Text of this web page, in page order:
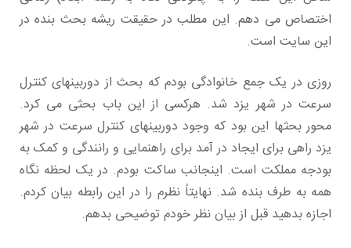
تماس مستقیم
اختصاص می دهم. این مطلب در حقیقت ریشه بحث بنده در
این سایت است.
روزی در یک جمع خانوادگی بودم که بحث از دوربینهای کنترل
سرعت در شهر یزد شد. هرکسی از این باب بحثی می کرد.
محور بحثها این بود که وجود دوربینهای کنترل سرعت در شهر
یزد راهی برای ایجاد در آمد برای راهنمایی و رانندگی و کمک به
بودجه مملکت است. اینجانب ساکت بودم. در یک لحظه نگاه
همه به طرف بنده شد. نهایتاً نظرم را در این رابطه بیان کردم.
اجازه بدهید قبل از بیان نظر خودم توضیحی بدهم.